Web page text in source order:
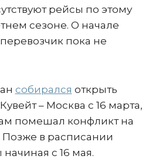
рейсы по этому
сезоне. О начале
пока не
собирался открыть
– Москва с 16 марта,
помешал конфликт на
в расписании
с 16 мая.